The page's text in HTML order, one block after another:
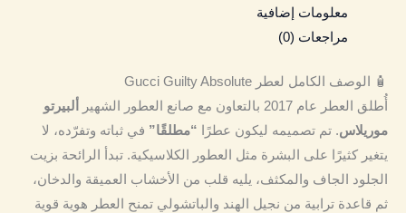
معلومات إضافية
مراجعات (0)
🧴 الوصف الكامل لعطر Gucci Guilty Absolute
أُطلق العطر عام 2017 بالتعاون مع صانع العطور الشهير
ألبيرتو
موريلاس. تم تصميمه ليكون عطرًا “مطلقًا” في ثباته وتفرّده، لا
يتغير كثيرًا على البشرة مثل العطور الكلاسيكية. تبدأ الرائحة بزيت
الجلود الجاف والمكثف، يليه قلب من الأخشاب العميقة والدخان،
ثم قاعدة ترابية من نجيل الهند والباتشولي تمنح العطر هوية قوية